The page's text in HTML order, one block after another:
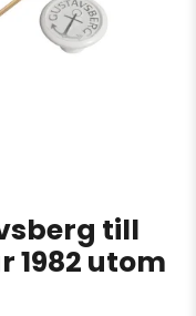
till
1982 utom